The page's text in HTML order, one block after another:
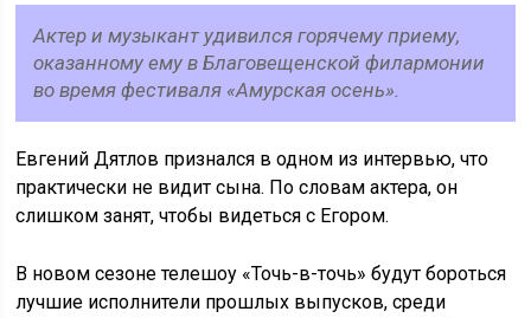
Актер и музыкант удивился горячему приему,
оказанному ему в Благовещенской филармонии
во время фестиваля «Амурская осень».
Евгений Дятлов признался в одном из интервью, что
практически не видит сына. По словам актера, он
слишком занят, чтобы видеться с Егором.
В новом сезоне телешоу «Точь-в-точь» будут бороться
лучшие исполнители прошлых выпусков, среди